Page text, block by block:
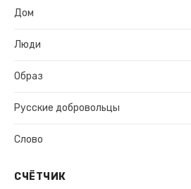
Дом
Люди
Образ
Русские добровольцы
Слово
СЧЁТЧИК